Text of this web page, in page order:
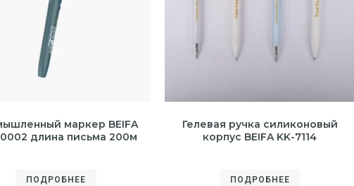
маркер BEIFA
длина письма 200м
ПОДРОБНЕЕ
Гелевая ручка силиконовый
корпус BEIFA KK-7114
ПОДРОБНЕЕ